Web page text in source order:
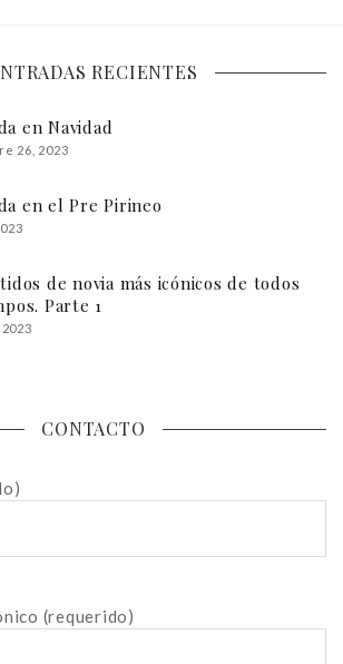
RECIENTES
en Navidad
26, 2023
en el Pre Pirineo
de novia más icónicos de todos
Parte 1
CONTACTO
(requerido)